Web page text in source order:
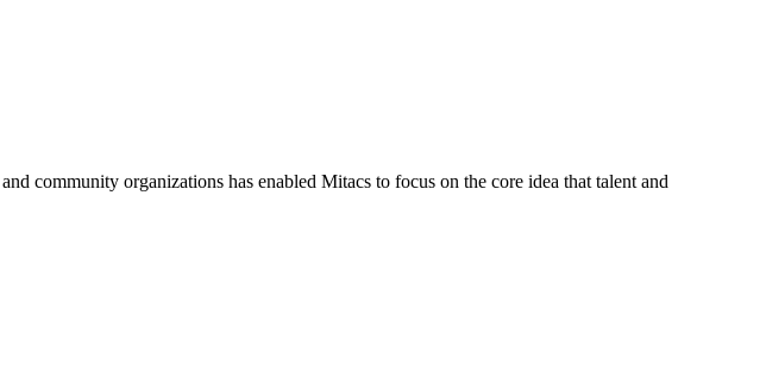
community organizations has enabled Mitacs to focus on the core idea that talent and